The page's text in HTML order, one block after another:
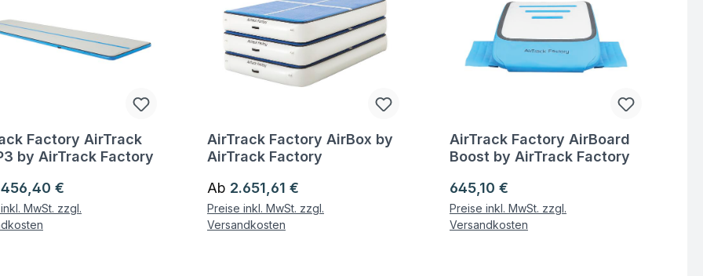
zum Artikel
Factory AirTrack
by AirTrack Factory
Preis:
€
MwSt. zzgl.
Fragen zum Artikel
AirTrack Factory AirBox by
AirTrack Factory
Regulärer Preis:
Ab 2.651,61 €
Preise inkl. MwSt. zzgl.
Versandkosten
Fragen zum Artikel
AirTrack Factory AirBoard
Boost by AirTrack Factory
Regulärer Preis:
645,10 €
Preise inkl. MwSt. zzgl.
Versandkosten